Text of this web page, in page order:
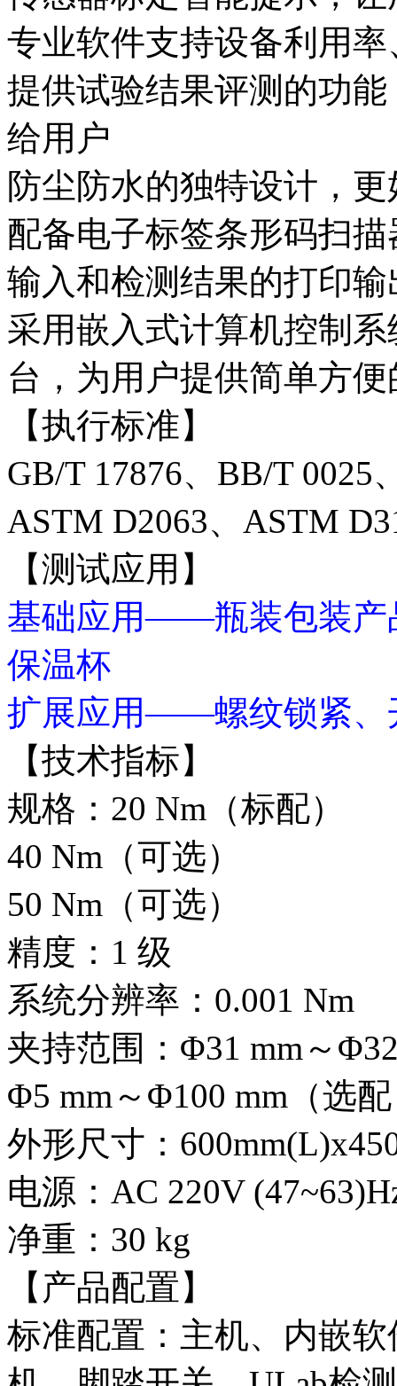
专业软件支持设备利用
提供试验结果评测的功
给用户
防尘防水的独特设计，
配备电子标签条形码扫
输入和检测结果的打印输
采用嵌入式计算机控制
台，为用户提供简单方
【执行标准】
GB/T 17876、BB/T 0025
ASTM D2063、ASTM
【测试应用】
基础应用——瓶装包装产
保温杯
扩展应用——螺纹锁紧、
【技术指标】
规格：20 Nm（标配）
40 Nm（可选）
50 Nm（可选）
精度：1 级
系统分辨率：0.001 Nm
夹持范围：Φ31 mm～
Φ5 mm～Φ100 mm（选
外形尺寸：
电源：AC 220V
净重：30 kg
【产品配置】
标准配置：主机、内嵌